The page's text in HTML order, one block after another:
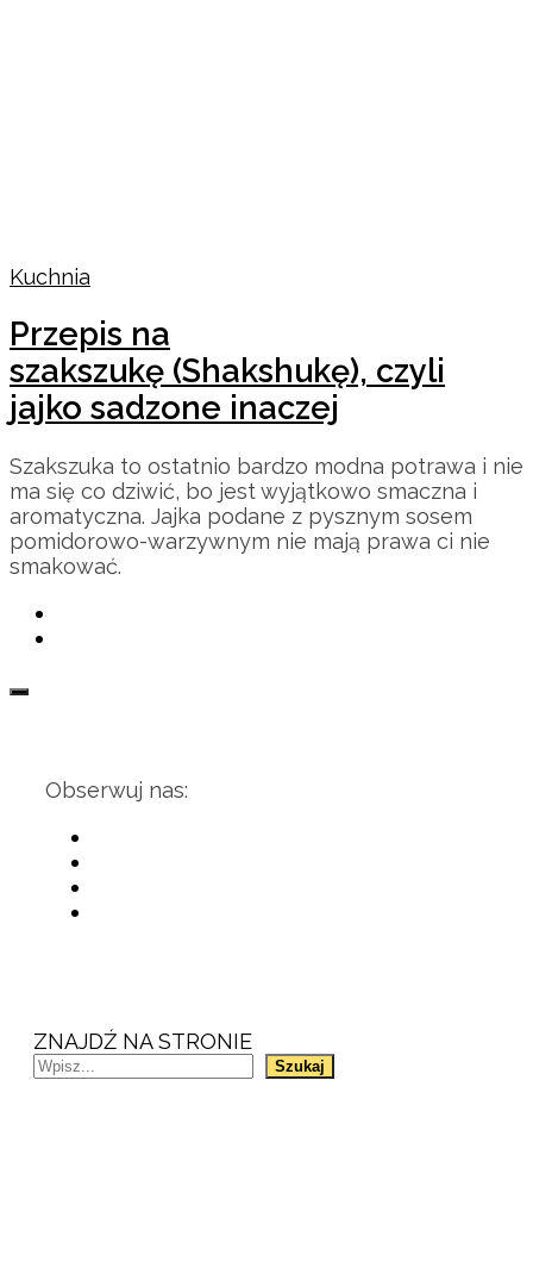
Kuchnia
Przepis na
szakszukę (Shakshukę), czyli
jajko sadzone inaczej
Szakszuka to ostatnio bardzo modna potrawa i nie
ma się co dziwić, bo jest wyjątkowo smaczna i
aromatyczna. Jajka podane z pysznym sosem
pomidorowo-warzywnym nie mają prawa ci nie
smakować.
Obserwuj nas:
ZNAJDŹ NA STRONIE
Szukaj